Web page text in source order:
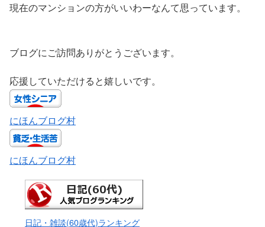
現在のマンションの方がいいわーなんて思っています。
ブログにご訪問ありがとうございます。
応援していただけると嬉しいです。
にほんブログ村
にほんブログ村
日記・雑談(60歳代)ランキング